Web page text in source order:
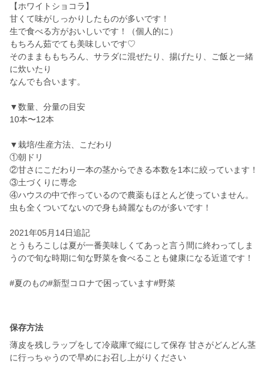
【ホワイトショコラ】
甘くて味がしっかりしたものが多いです！
生で食べる方がおいしいです！（個人的に）
もちろん茹でても美味しいです♡
そのままももちろん、サラダに混ぜたり、揚げたり、ご飯と一緒
に炊いたり
なんでも合います。
▼数量、分量の目安
10本〜12本
▼栽培/生産方法、こだわり
①朝ドリ
②甘さにこだわり一本の茎からできる本数を1本に絞っています！
③土づくりに専念
④ハウスの中で作っているので農薬もほとんど使っていません。
虫も全くついてないので身も綺麗なものが多いです！
2021年05月14日追記
とうもろこしは夏が一番美味しくてあっと言う間に終わってしま
うので旬な時期に旬な野菜を食べることも健康になる近道です！
#夏のもの#新型コロナで困っています#野菜
保存方法
薄皮を残しラップをして冷蔵庫で縦にして保存 甘さがどんどん茎
に行っちゃうので早めにお召し上がりください